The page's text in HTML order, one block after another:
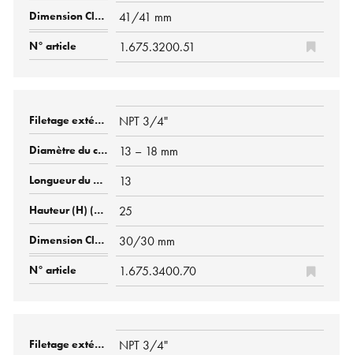
41/41 mm
1.675.3200.51
NPT 3/4"
13 – 18 mm
13
25
30/30 mm
1.675.3400.70
NPT 3/4"